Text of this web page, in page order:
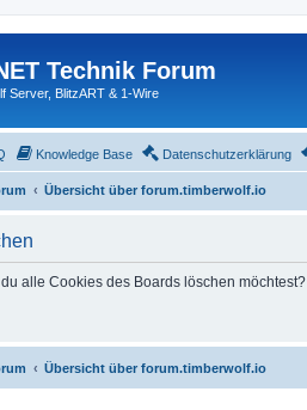
Technik Forum
Server, BlitzART & 1-Wire
Knowledge Base Datenschutzerklärung
Übersicht über forum.timberwolf.io
alle Cookies des Boards löschen möchtest?
Übersicht über forum.timberwolf.io